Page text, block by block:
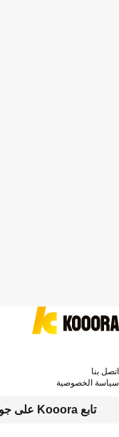
تابع Kooora على جوجل
اتصل بنا
سياسة الخصوصية